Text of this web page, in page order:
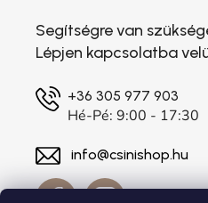
Segítségre van
Lépjen kapcsolatba
+36 305 977 903
Hé-Pé: 9:00 - 17:30
info@csinishop.hu